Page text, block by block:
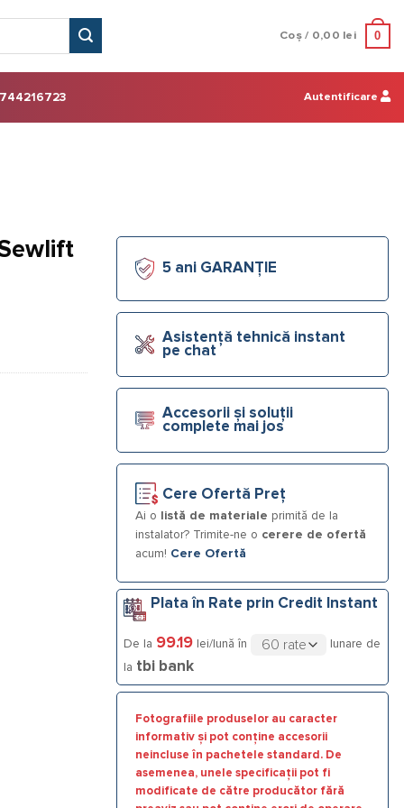
Coș / 0,00 lei 0
Autentificare
5 ani GARANȚIE
Asistență tehnică instant
pe chat
Accesorii și soluții
complete mai jos
Cere Ofertă Preț
Ai o listă de materiale primită de la
instalator? Trimite-ne o cerere de ofertă
acum! Cere Ofertă
Plata în Rate prin Credit Instant
De la 99.19 lei/lună în
lunare de
la tbi bank
Fotografiile produselor au caracter
informativ și pot conține accesorii
neincluse în pachetele standard. De
asemenea, unele specificații pot fi
modificate de către producător fără